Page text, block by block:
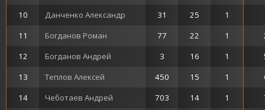
10
Данченко Александр 31 25
1
11
Богданов Роман 77 22
1
12
Богданов Андрей 3 16
1
13
Теплов Алексей 450 15
1
14
Чеботаев Андрей 703 14
1